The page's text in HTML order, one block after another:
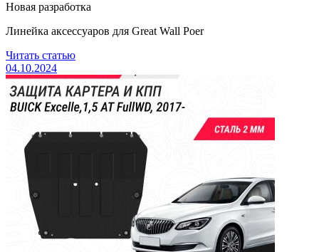
Новая разработка
Линейка аксессуаров для Great Wall Poer
Читать статью
04.10.2024